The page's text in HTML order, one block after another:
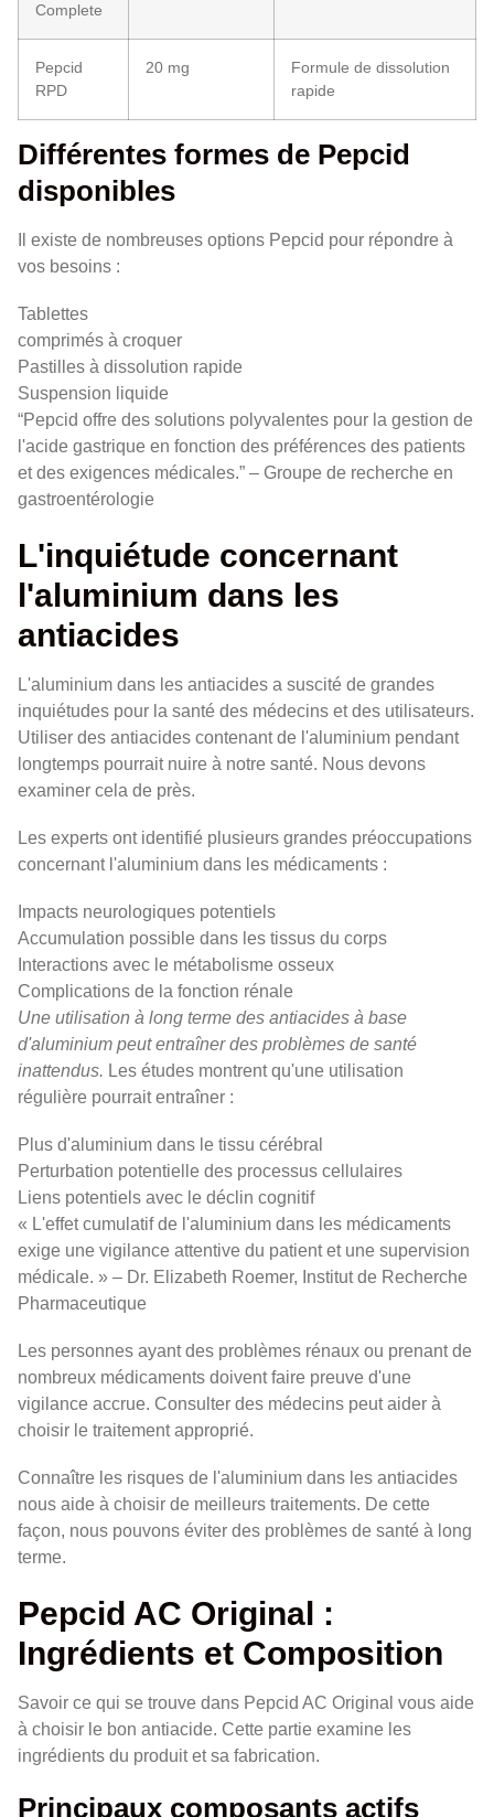
Complete
Pepcid
RPD
20 mg
Formule de dissolution
rapide
Différentes formes de Pepcid
disponibles
Il existe de nombreuses options Pepcid pour répondre à
vos besoins :
Tablettes
comprimés à croquer
Pastilles à dissolution rapide
Suspension liquide
“Pepcid offre des solutions polyvalentes pour la gestion de
l'acide gastrique en fonction des préférences des patients
et des exigences médicales.” – Groupe de recherche en
gastroentérologie
L'inquiétude concernant
l'aluminium dans les
antiacides
L'aluminium dans les antiacides a suscité de grandes
inquiétudes pour la santé des médecins et des utilisateurs.
Utiliser des antiacides contenant de l'aluminium pendant
longtemps pourrait nuire à notre santé. Nous devons
examiner cela de près.
Les experts ont identifié plusieurs grandes préoccupations
concernant l'aluminium dans les médicaments :
Impacts neurologiques potentiels
Accumulation possible dans les tissus du corps
Interactions avec le métabolisme osseux
Complications de la fonction rénale
Une utilisation à long terme des antiacides à base
d'aluminium peut entraîner des problèmes de santé
inattendus. Les études montrent qu'une utilisation
régulière pourrait entraîner :
Plus d'aluminium dans le tissu cérébral
Perturbation potentielle des processus cellulaires
Liens potentiels avec le déclin cognitif
« L'effet cumulatif de l'aluminium dans les médicaments
exige une vigilance attentive du patient et une supervision
médicale. » – Dr. Elizabeth Roemer, Institut de Recherche
Pharmaceutique
Les personnes ayant des problèmes rénaux ou prenant de
nombreux médicaments doivent faire preuve d'une
vigilance accrue. Consulter des médecins peut aider à
choisir le traitement approprié.
Connaître les risques de l'aluminium dans les antiacides
nous aide à choisir de meilleurs traitements. De cette
façon, nous pouvons éviter des problèmes de santé à long
terme.
Pepcid AC Original :
Ingrédients et Composition
Savoir ce qui se trouve dans Pepcid AC Original vous aide
à choisir le bon antiacide. Cette partie examine les
ingrédients du produit et sa fabrication.
Principaux composants actifs